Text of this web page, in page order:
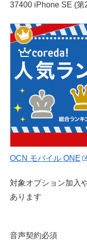
37400 iPhone SE (第
OCN モバイル ONE
対象オプション加入
あります
音声契約必須